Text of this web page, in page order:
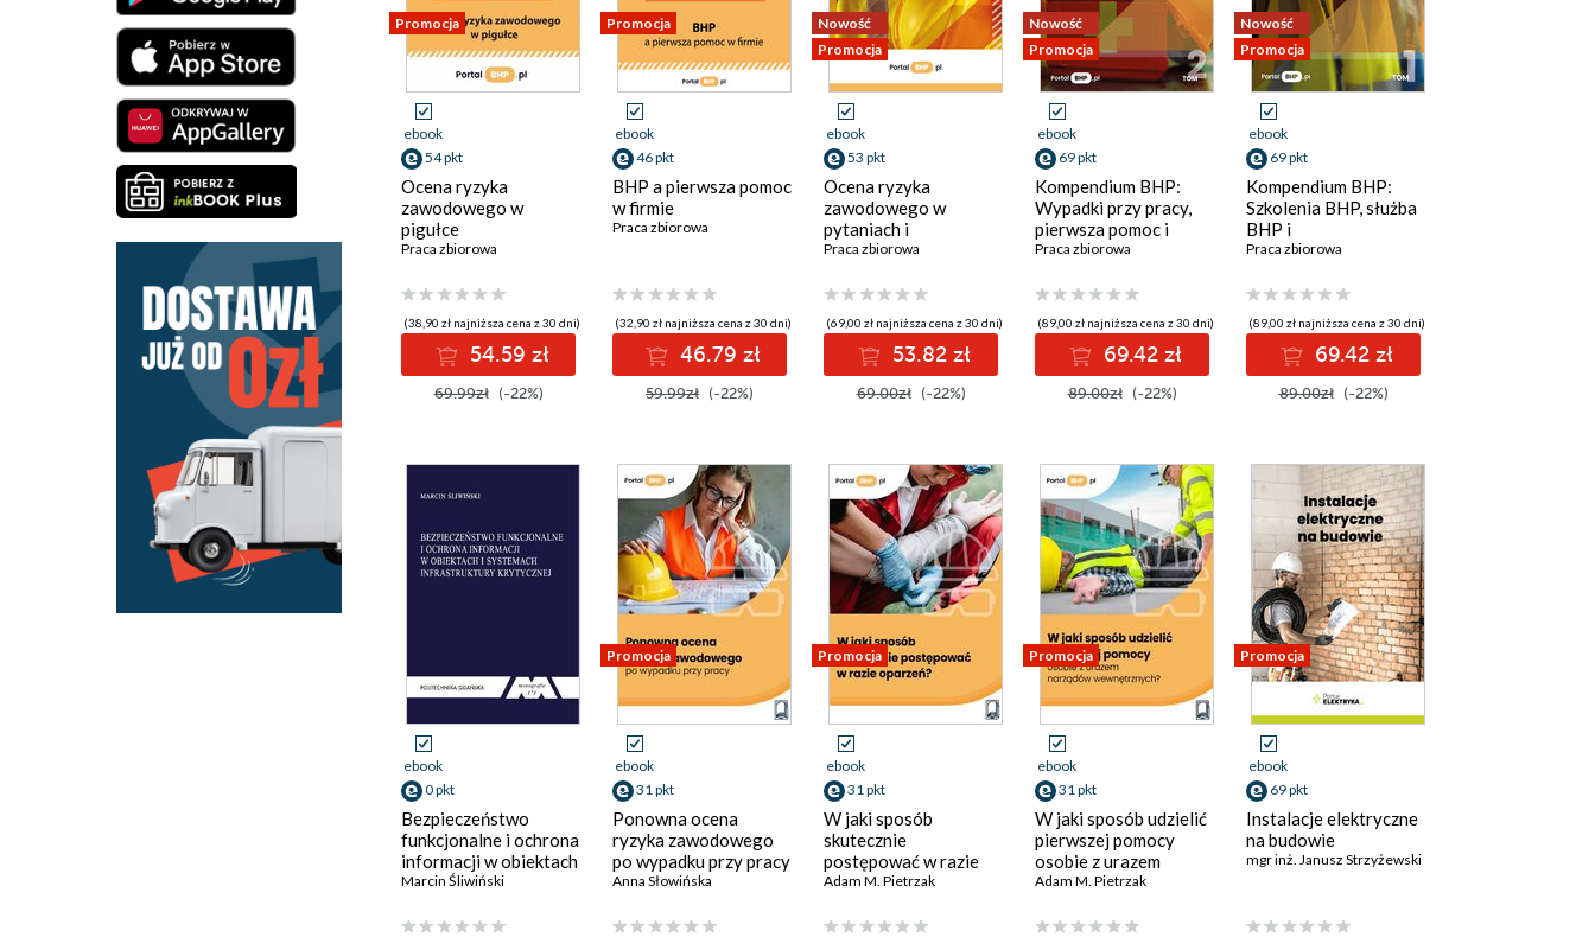
Promocja
ebook
54 pkt
Ocena ryzyka
zawodowego w
pigułce
Praca zbiorowa
(38,90 zł najniższa cena z 30 dni)
54.59 zł
69.99zł (-22%)
Promocja
ebook
46 pkt
BHP a pierwsza pomoc
w firmie
Praca zbiorowa
(32,90 zł najniższa cena z 30 dni)
46.79 zł
59.99zł (-22%)
Nowość
Promocja
ebook
53 pkt
Ocena ryzyka
zawodowego w
pytaniach i
odpowiedziach
Praca zbiorowa
(69,00 zł najniższa cena z 30 dni)
53.82 zł
69.00zł (-22%)
Nowość
Promocja
ebook
69 pkt
Kompendium BHP:
Wypadki przy pracy,
pierwsza pomoc i
ocena ryzyka
Praca zbiorowa
(89,00 zł najniższa cena z 30 dni)
69.42 zł
89.00zł (-22%)
Nowość
Promocja
ebook
69 pkt
Kompendium BHP:
Szkolenia BHP, służba
BHP i
odpowiedzialność
Praca zbiorowa
(89,00 zł najniższa cena z 30 dni)
69.42 zł
89.00zł (-22%)
ebook
0 pkt
Bezpieczeństwo
funkcjonalne i ochrona
informacji w obiektach
i systemach
krytycznej
Marcin Śliwiński
Promocja
ebook
31 pkt
Ponowna ocena
ryzyka zawodowego
po wypadku przy pracy
Anna Słowińska
Promocja
ebook
31 pkt
W jaki sposób
skutecznie
postępować w razie
oparzeń?
Adam M. Pietrzak
Promocja
ebook
31 pkt
W jaki sposób udzielić
pierwszej pomocy
osobie z urazem
narządów
Adam M. Pietrzak
Promocja
ebook
69 pkt
Instalacje elektryczne
na budowie
mgr inż. Janusz Strzyżewski